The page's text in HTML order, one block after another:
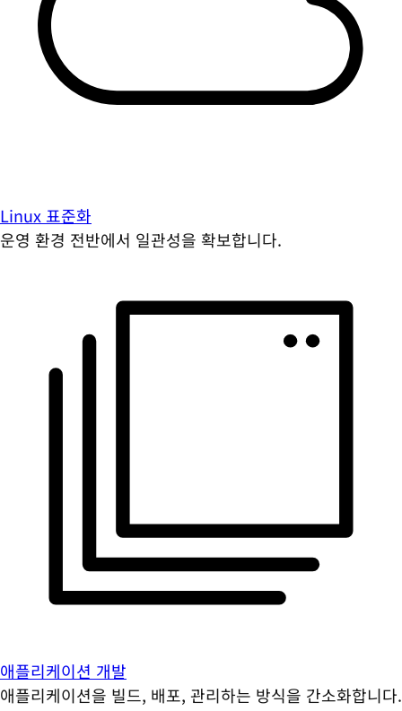
Linux 표준화
운영 환경 전반에서 일관성을 확보합니다.
애플리케이션 개발
애플리케이션을 빌드, 배포, 관리하는 방식을 간소화합니다.